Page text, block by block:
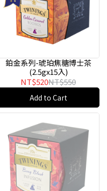
鉑金系列-琥珀焦糖博士茶
(2.5gx15入)
NT$520NT$550
Add to Cart